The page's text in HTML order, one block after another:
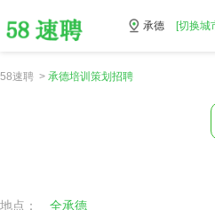
承德 [切换城
58速聘 > 承德培训策划招聘
地点： 全承德